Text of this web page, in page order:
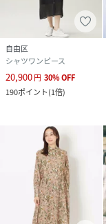
自由区
シャツワンピース
20,900円 30%OFF
190ポイント(1倍)